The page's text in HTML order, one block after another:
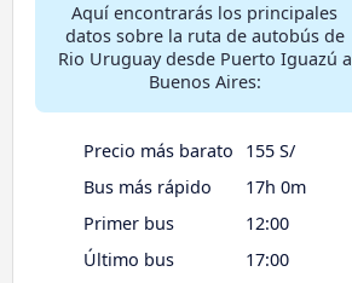
Aquí encontrarás los principales
datos sobre la ruta de autobús de
Rio Uruguay desde Puerto Iguazú a
Buenos Aires:
Precio más barato
155 S/
Bus más rápido
17h 0m
Primer bus
12:00
Último bus
17:00